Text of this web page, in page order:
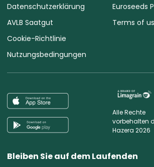
Datenschutzerklärung
AVLB Saatgut
Cookie-Richtlinie
Nutzungsbedingungen
Euroseeds
Terms of
Alle Rechte
vorbehalten
Hazera 2026
Bleiben Sie auf dem Laufenden